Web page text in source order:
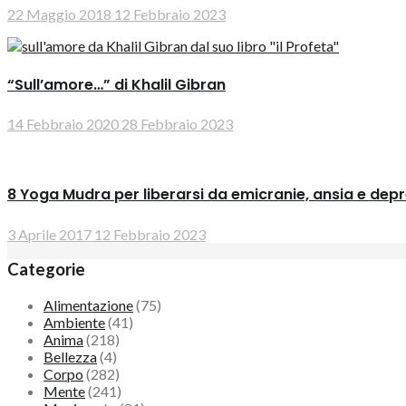
22 Maggio 2018 12 Febbraio 2023
“Sull’amore…” di Khalil Gibran
14 Febbraio 2020 28 Febbraio 2023
8 Yoga Mudra per liberarsi da emicranie, ansia e
3 Aprile 2017 12 Febbraio 2023
Categorie
Alimentazione(75)
Ambiente(41)
Anima(218)
Bellezza(4)
Corpo (282)
Mente(241)